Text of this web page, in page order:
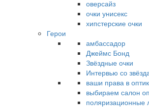
оверсайз
очки унисекс
хипстерские очки
Герои
амбассадор
Джеймс Бонд
Звёздные очки
Интервью со
ваши права в
выбираем салон
поляризационные